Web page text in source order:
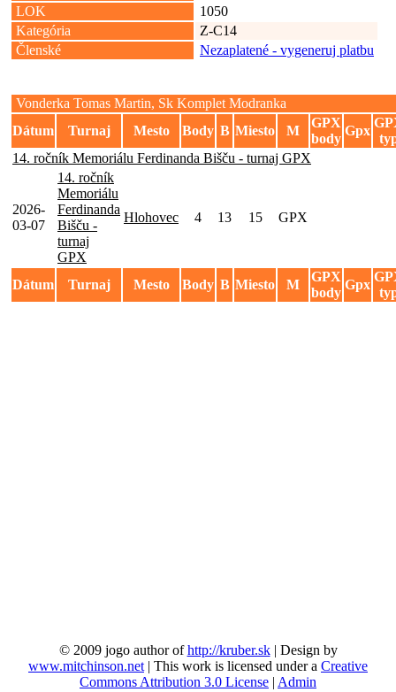
LOK
1050
Kategória
Z-C14
Členské
Nezaplatené - vygeneruj platbu
Vonderka Tomas Martin, Sk Komplet Modranka
Dátum
Turnaj Mesto Body B Miesto M
GPX
body
Gpx
14. ročník Memoriálu Ferdinanda Bišču - turnaj GPX
2026-
03-07
14. ročník
Memoriálu
Ferdinanda
Bišču -
turnaj
GPX
Hlohovec 4 13 15 GPX
Dátum Turnaj Mesto Body B Miesto M
GPX
body
Gpx
© 2009 jogo author ofhttp://kruber.sk| Design by
www.mitchinson.net | This work is licensed under a Creative
Commons Attribution 3.0 License | Admin